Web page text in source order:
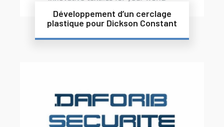
Développement d’un cerclage
plastique pour Dickson Constant